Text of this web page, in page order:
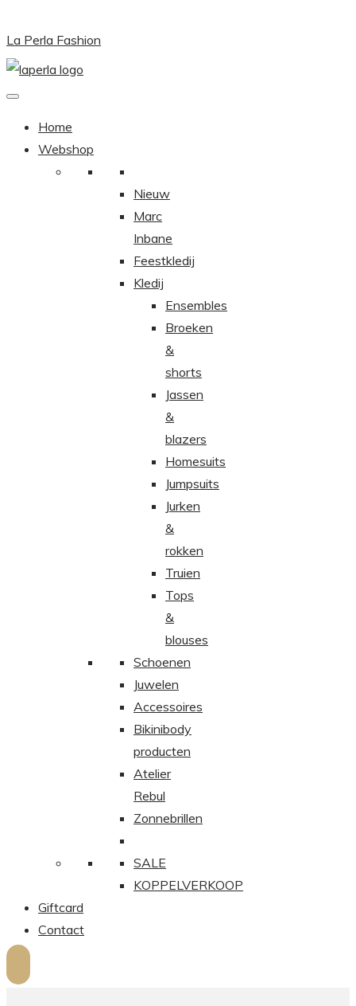
La Perla Fashion
Home
Webshop
Nieuw
Marc
Inbane
Feestkledij
Kledij
Ensembles
Broeken
&
shorts
Jassen
&
blazers
Homesuits
Jumpsuits
Jurken
&
rokken
Truien
Tops
&
blouses
Schoenen
Juwelen
Accessoires
Bikinibody
producten
Atelier
Rebul
Zonnebrillen
SALE
KOPPELVERKOOP
Giftcard
Contact